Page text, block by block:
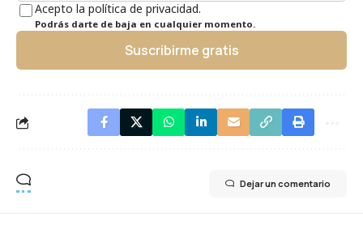
Acepto la política de privacidad.
Podrás darte de baja en cualquier momento.
Suscribirme gratis
Dejar un comentario